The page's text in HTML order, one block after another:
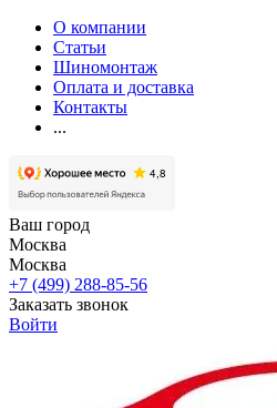
О компании
Статьи
Шиномонтаж
Оплата и доставка
Контакты
...
Ваш город
Москва
Москва
+7 (499) 288-85-56
Заказать звонок
Войти